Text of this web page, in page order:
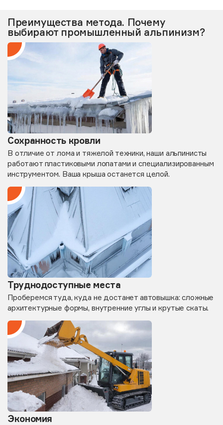
Преимущества метода. Почему
выбирают промышленный альпинизм?
Сохранность кровли
В отличие от лома и тяжелой техники, наши альпинисты
работают пластиковыми лопатами и специализированным
инструментом. Ваша крыша останется целой.
Труднодоступные места
Проберемся туда, куда не достанет автовышка: сложные
архитектурные формы, внутренние углы и крутые скаты.
Экономия